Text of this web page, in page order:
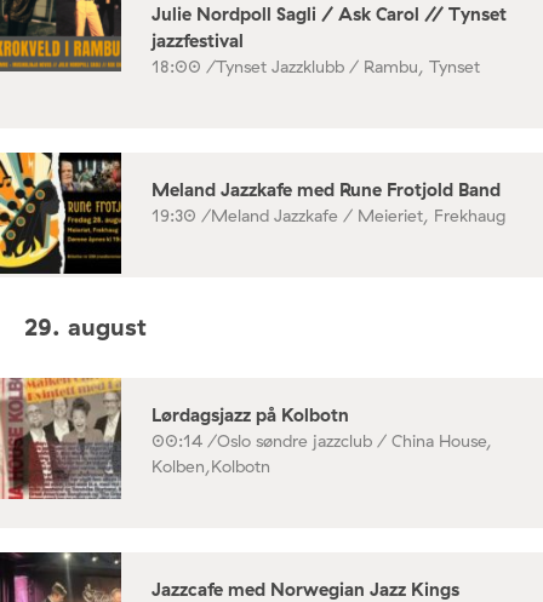
Julie Nordpoll Sagli / Ask Carol // Tynset
jazzfestival
18:00 /Tynset Jazzklubb / Rambu, Tynset
Meland Jazzkafe med Rune Frotjold Band
19:30 /Meland Jazzkafe / Meieriet, Frekhaug
29. august
Lørdagsjazz på Kolbotn
00:14 /Oslo søndre jazzclub / China House,
Kolben,Kolbotn
Jazzcafe med Norwegian Jazz Kings